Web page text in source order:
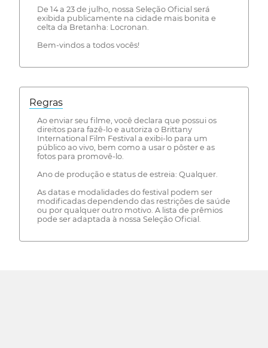
De 14 a 23 de julho, nossa Seleção Oficial será
exibida publicamente na cidade mais bonita e
celta da Bretanha: Locronan.
Bem-vindos a todos vocês!
Regras
Ao enviar seu filme, você declara que possui os
direitos para fazê-lo e autoriza o Brittany
International Film Festival a exibi-lo para um
público ao vivo, bem como a usar o pôster e as
fotos para promovê-lo.
Ano de produção e status de estreia: Qualquer.
As datas e modalidades do festival podem ser
modificadas dependendo das restrições de saúde
ou por qualquer outro motivo. A lista de prêmios
pode ser adaptada à nossa Seleção Oficial.